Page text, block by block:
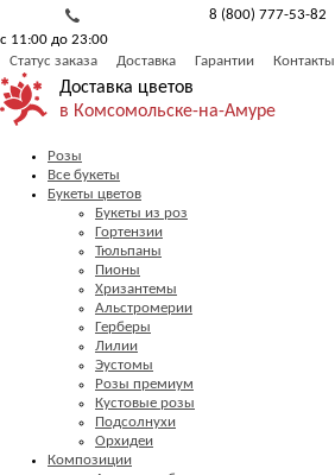
8 (800) 777-53-82
с 11:00 до 23:00
Статус заказа
Доставка Гарантии Контакты
Доставка цветов
в Комсомольске-на-Амуре
Розы
Все букеты
Букеты цветов
Букеты из роз
Гортензии
Тюльпаны
Пионы
Хризантемы
Альстромерии
Герберы
Лилии
Эустомы
Розы премиум
Кустовые розы
Подсолнухи
Орхидеи
Композиции